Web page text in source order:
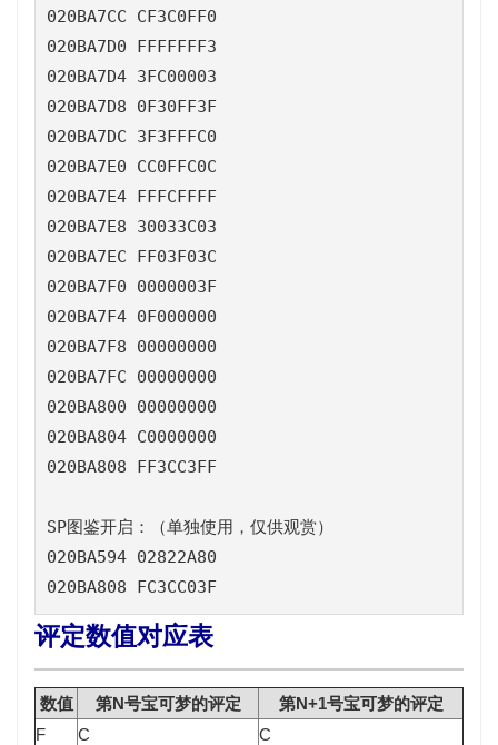
020BA7CC CF3C0FF0
020BA7D0 FFFFFFF3
020BA7D4 3FC00003
020BA7D8 0F30FF3F
020BA7DC 3F3FFFC0
020BA7E0 CC0FFC0C
020BA7E4 FFFCFFFF
020BA7E8 30033C03
020BA7EC FF03F03C
020BA7F0 0000003F
020BA7F4 0F000000
020BA7F8 00000000
020BA7FC 00000000
020BA800 00000000
020BA804 C0000000
020BA808 FF3CC3FF
SP图鉴开启：（单独使用，仅供观赏）
020BA594 02822A80
020BA808 FC3CC03F
评定数值对应表
数值 第N号宝可梦的评定
第N+1号宝可梦的评定
F
C
C